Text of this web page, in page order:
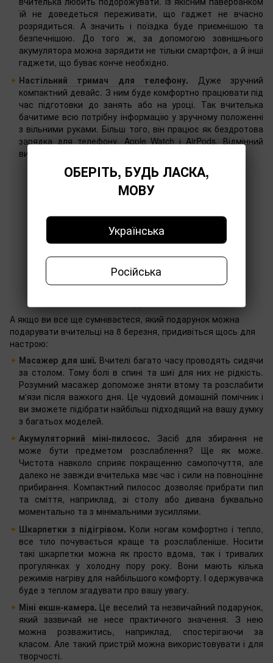
їй не доведеться переживати, що гаджет не вчасно
розрядиться. А значить і поїздка буде приємнішою та
безпечнішою. До того ж, за допомогою зовнішнього
акумулятора можна зарядити не тільки смартфон, а й інші
гаджети, що буває конче необхідно.
Настільний тримач для телефону. Дуже зручний
компактний девайс. З ним буде комфортно працювати під
час підготовки до занять або на уроці. Так вчителька
бачитиме всю потрібну інформацію у зручному положенні
з вільними руками. Більш того, він працює як бездротова
зарядка для телефону, Apple Watch і AirPods. Відмінний
вибір для тих, хто любить багатозадачність.
Не зайвими будуть і подарунки для зняття
А якщо ви все ще сумніваєтеся, який подарунок можна
подарувати вчительці на 8 березня, придивіться щось для
настрою:
Масажер для шиї. Вчителі багато часу проводять сидячи
за столом. Тому болі в спині та шиї для них не рідкість.
Розумний масажер допоможе зняти втому та розслабити
м'язи після важкого дня. Це чудовий домашній помічник і
ви зможете підібрати найбільш підходящий на вашу думку
з багатьох моделей.
Акумуляторний міні-пилосос. Засіб для збирання не
може бути предметом розслаблення? Ще як може.
Чистота навколо сприяє покращенню самопочуття, але
далеко не завжди вчителька має час і сили на повноцінне
прибирання. Компактний пилосос дозволяє прибрати пил
та сміття, наприклад, зі столу або дивана буквально
моментально та з мінімальними зусиллями.
Шкарпетки з підігрівом. Коли ногам комфортно і тепло,
все тіло почувається краще та розслабленіше. Носити
такі шкарпетки можна як просто вдома, так і тривалих
прогулянках у холодну пору року. Вони мають кілька
режимів нагріву для найбільшого комфорту. І одержувачка
буде з теплом згадувати про вашу увагу.
Міні екшн-камера. Це веселий та незвичайний подарунок,
який зазвичай не несе практичного значення. З нею
можна розважитись, наприклад, спостерігаючи за
класом. Але такий пристрій можна використовувати і для
творчості.
ОБЕРІТЬ, БУДЬ ЛАСКА,
МОВУ
Українська
Російська